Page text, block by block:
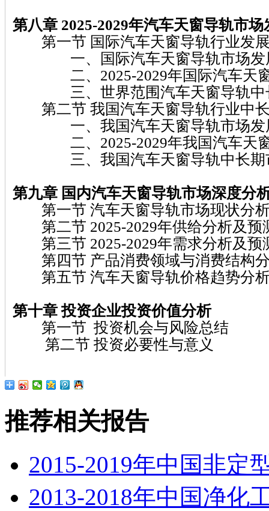
第八章 2025-2029年汽车天窗导轨市场
第一节 国际汽车天窗导轨行业发
一、国际汽车天窗导轨市场发
二、2025-2029年国际汽车天窗
三、世界范围汽车天窗导轨中
第二节 我国汽车天窗导轨行业中
一、我国汽车天窗导轨市场发
二、2025-2029年我国汽车天窗
三、我国汽车天窗导轨中长期
第九章 国内汽车天窗导轨市场深度分
第一节 汽车天窗导轨市场现状分
第二节 2025-2029年供给分析及预
第三节 2025-2029年需求分析及预
第四节 产品消费领域与消费结构
第五节 汽车天窗导轨价格趋势分
第十章投资企业投资价值分析
第一节 投资机会与风险总结
第二节 投资必要性与意义
推荐相关报告
2015-2019年中国非定
2013-2018年中国净化